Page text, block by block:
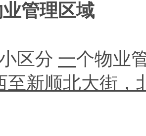
业管理区域
区分 一个物业
至新顺北大街，